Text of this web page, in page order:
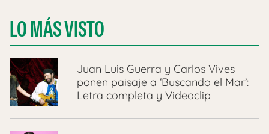
LO MÁS VISTO
Juan Luis Guerra y Carlos Vives
ponen paisaje a ‘Buscando el Mar’:
Letra completa y Videoclip